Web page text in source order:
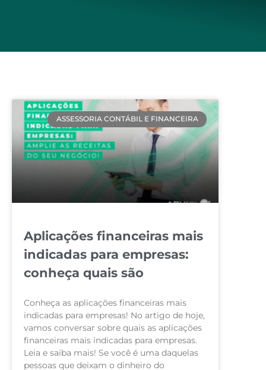
ASSESSORIA CONTÁBIL E FINANCEIRA
Aplicações financeiras mais
indicadas para empresas:
conheça quais são
Conheça as aplicações financeiras mais
indicadas para empresas! No artigo de hoje,
vamos conversar sobre quais as aplicações
financeiras mais indicadas para empresas.
Leia e saiba mais! Se você é uma daquelas
pessoas que deixam o dinheiro do